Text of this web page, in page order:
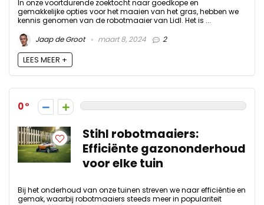
In onze voortdurende zoektocht naar goedkope en
gemakkelijke opties voor het maaien van het gras, hebben we
kennis genomen van de robotmaaier van Lidl. Het is ...
Jaap de Groot
maart 8, 2024 2
LEES MEER +
0
Stihl robotmaaiers:
Efficiënte gazononderhoud
voor elke tuin
Bij het onderhoud van onze tuinen streven we naar efficiëntie en
gemak, waarbij robotmaaiers steeds meer in populariteit